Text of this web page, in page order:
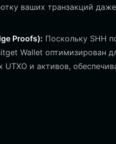
ваших транзакций
Proofs): Поскольку SHH
Wallet оптимизирован
и активов,